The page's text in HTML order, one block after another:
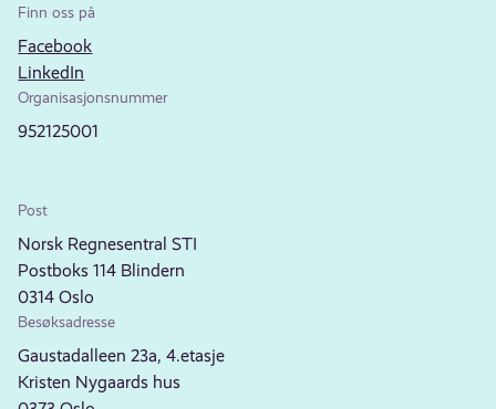
Finn oss på
Facebook
LinkedIn
Organisasjonsnummer
952125001
Post
Norsk Regnesentral STI
Postboks 114 Blindern
0314 Oslo
Besøksadresse
Gaustadalleen 23a, 4.etasje
Kristen Nygaards hus